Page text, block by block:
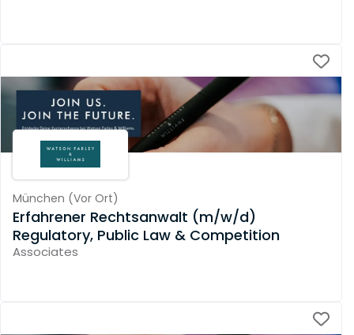
München (Vor Ort)
Erfahrener Rechtsanwalt (m/w/d)
Regulatory, Public Law & Competition
Associates